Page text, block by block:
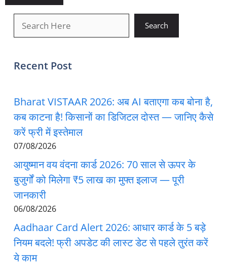
Search
Recent Post
Bharat VISTAAR 2026: अब AI बताएगा कब बोना है,
कब काटना है! किसानों का डिजिटल दोस्त — जानिए कैसे
करें फ्री में इस्तेमाल
07/08/2026
आयुष्मान वय वंदना कार्ड 2026: 70 साल से ऊपर के
बुजुर्गों को मिलेगा ₹5 लाख का मुफ्त इलाज — पूरी
जानकारी
06/08/2026
Aadhaar Card Alert 2026: आधार कार्ड के 5 बड़े
नियम बदले! फ्री अपडेट की लास्ट डेट से पहले तुरंत करें
ये काम